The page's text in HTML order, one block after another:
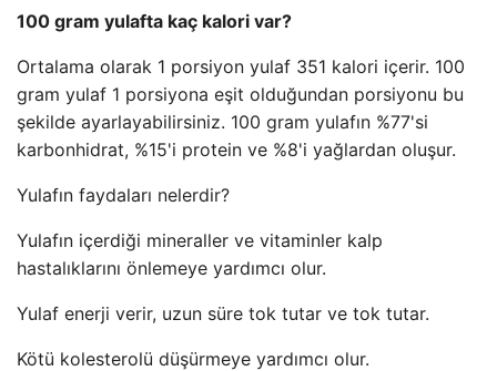
100 gram yulafta kaç kalori var?
Ortalama olarak 1 porsiyon yulaf 351 kalori içerir. 100
gram yulaf 1 porsiyona eşit olduğundan porsiyonu bu
şekilde ayarlayabilirsiniz. 100 gram yulafın %77'si
karbonhidrat, %15'i protein ve %8'i yağlardan oluşur.
Yulafın faydaları nelerdir?
Yulafın içerdiği mineraller ve vitaminler kalp
hastalıklarını önlemeye yardımcı olur.
Yulaf enerji verir, uzun süre tok tutar ve tok tutar.
Kötü kolesterolü düşürmeye yardımcı olur.